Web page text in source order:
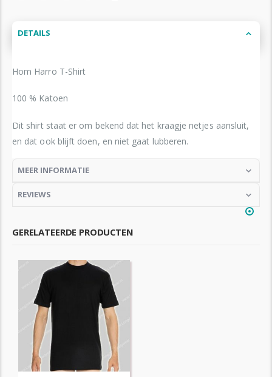
DETAILS
Hom Harro T-Shirt
100 % Katoen
Dit shirt staat er om bekend dat het kraagje netjes aansluit,
en dat ook blijft doen, en niet gaat lubberen.
MEER INFORMATIE
REVIEWS
GERELATEERDE PRODUCTEN